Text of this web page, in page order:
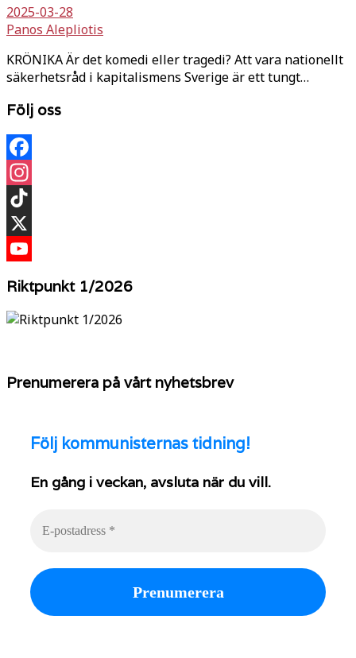
2025-03-28
Panos Alepliotis
KRÖNIKA Är det komedi eller tragedi? Att vara nationellt
säkerhetsråd i kapitalismens Sverige är ett tungt…
Följ oss
Facebook
Instagram
TikTok
X
Riktpunkt 1/2026
Prenumerera på vårt nyhetsbrev
Följ kommunisternas tidning!
En gång i veckan, avsluta när du vill.